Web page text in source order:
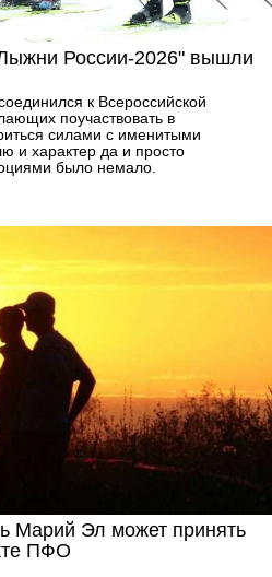
России-2026" вышли
к Всероссийской
поучаствовать в
силами с именитыми
и характер да и просто
было немало.
Марий Эл может принять
ПФО